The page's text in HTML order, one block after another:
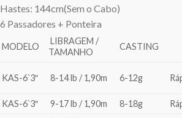
Hastes: 144cm(Sem o Cabo)
6 Passadores + Ponteira
MODELO
LIBRAGEM /
TAMANHO
CASTING
KAS-6`3″ 8-14 lb / 1,90m 6-12g
KAS-6`3″ 9-17 lb / 1,90m 8-18g